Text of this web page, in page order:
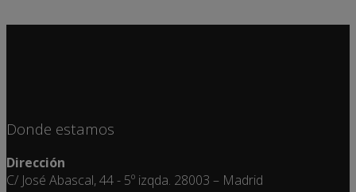
Donde estamos
Dirección
C/ José Abascal, 44 - 5º izqda. 28003 – Madrid